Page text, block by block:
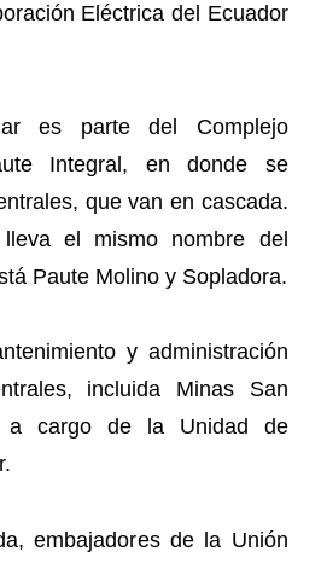
Eléctrica del Ecuador
es parte del Complejo
Integral, en donde se
que van en cascada.
el mismo nombre del
Paute Molino y Sopladora.
y administración
incluida Minas San
a cargo de la Unidad de
embajadores de la Unión